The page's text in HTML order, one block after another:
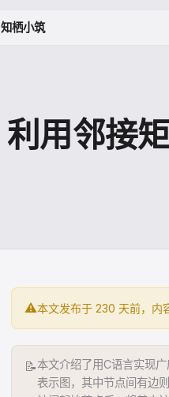
知栖小筑
利用邻接
⚠️本文发布于 230 天前，内
📝本文介绍了用C语言实现
表示图，其中节点间有边